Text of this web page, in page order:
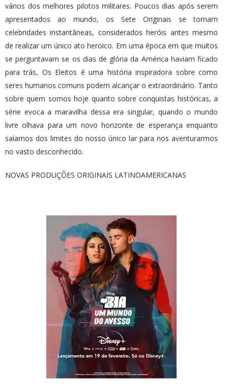
vários dos melhores pilotos militares. Poucos dias após serem
apresentados ao mundo, os Sete Originais se tornam
celebridades instantâneas, considerados heróis antes mesmo
de realizar um único ato heroico. Em uma época em que muitos
se perguntavam se os dias de glória da América haviam ficado
para trás, Os Eleitos é uma história inspiradora sobre como
seres humanos comuns podem alcançar o extraordinário. Tanto
sobre quem somos hoje quanto sobre conquistas históricas, a
série evoca a maravilha dessa era singular, quando o mundo
livre olhava para um novo horizonte de esperança enquanto
saíamos dos limites do nosso único lar para nos aventurarmos
no vasto desconhecido.
NOVAS PRODUÇÕES ORIGINAIS LATINOAMERICANAS